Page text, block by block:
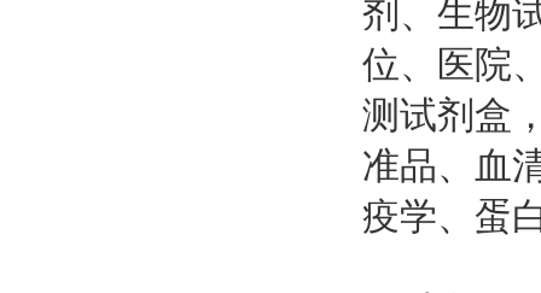
剂、生物
位、医院
测试剂盒
准品、血
疫学、蛋